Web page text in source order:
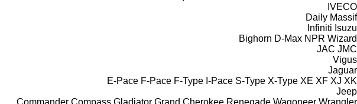
IVECO
Daily Massif
Infiniti Isuzu
Bighorn D-Max NPR Wizard
JAC JMC
Vigus
Jaguar
E-Pace F-Pace F-Type I-Pace S-Type X-Type XE XF XJ XK
Jeep
Commander Compass Gladiator Grand Cherokee Renegade Wagoneer Wrangler